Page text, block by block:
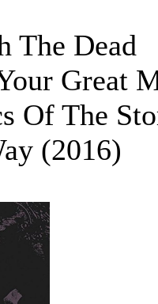
The Dead
Great
Of The
(2016)